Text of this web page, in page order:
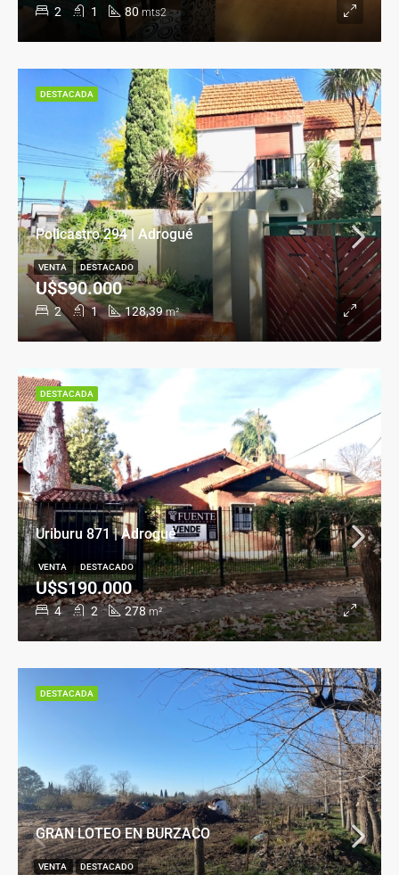
2 1 80 mts2
Policastro 294 | Adrogué
2 1 128,39 m²
U$S90.000
VENTA DESTACADO
DESTACADA
Uriburu 871 | Adrogué
4 2 278 m²
U$S190.000
VENTA DESTACADO
DESTACADA
GRAN LOTEO EN BURZACO
VENTA DESTACADO
DESTACADA